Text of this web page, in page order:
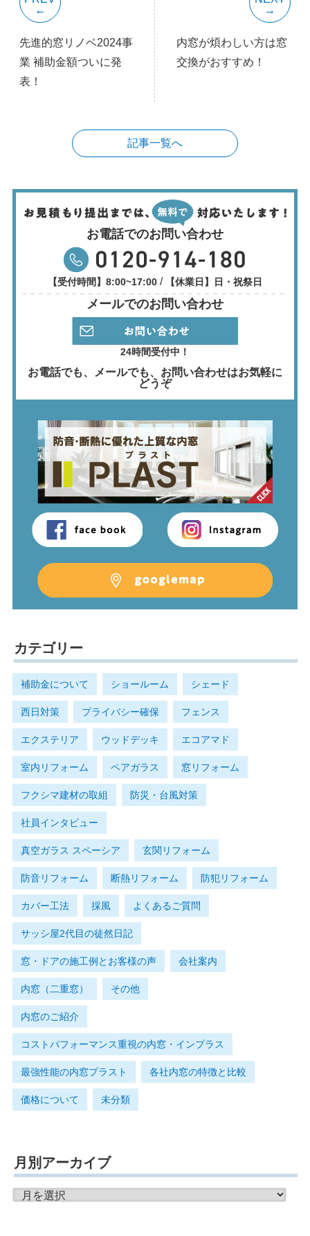
先進的窓リノベ2024事
業 補助金額ついに発
表！
内窓が煩わしい方は窓
交換がおすすめ！
記事一覧へ
お電話でのお問い合わせ
【受付時間】8:00~17:00 / 【休業日】日・祝祭日
メールでのお問い合わせ
24時間受付中！
お電話でも、メールでも、 お問い合わせはお気軽に
どうぞ
カテゴリー
補助金について ショールーム シェード
西日対策 プライバシー確保 フェンス
エクステリア ウッドデッキ エコアマド
室内リフォーム ペアガラス 窓リフォーム
フクシマ建材の取組
社員インタビュー
防災・台風対策
真空ガラス スペーシア 玄関リフォーム
防音リフォーム 断熱リフォーム 防犯リフォーム
カバー工法 採風 よくあるご質問
サッシ屋2代目の徒然日記
窓・ドアの施工例とお客様の声
内窓（二重窓） その他
会社案内
内窓のご紹介
コストパフォーマンス重視の内窓・インプラス
最強性能の内窓プラスト 各社内窓の特徴と比較
価格について 未分類
月別アーカイブ
月
別